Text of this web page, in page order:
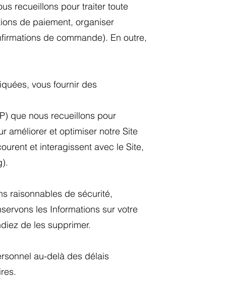
recueillons pour traiter toute
de paiement, organiser
de commande). En outre,
vous fournir des
que nous recueillons pour
améliorer et optimiser notre Site
et interagissent avec le Site,
raisonnables de sécurité,
les Informations sur votre
de les supprimer.
au-delà des délais